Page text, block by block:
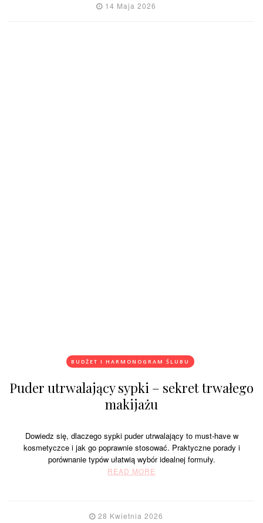
14 Maja 2026
BUDŻET I HARMONOGRAM ŚLUBU
Puder utrwalający sypki – sekret trwałego
makijażu
Dowiedz się, dlaczego sypki puder utrwalający to must-have w
kosmetyczce i jak go poprawnie stosować. Praktyczne porady i
porównanie typów ułatwią wybór idealnej formuły.
READ MORE
28 Kwietnia 2026